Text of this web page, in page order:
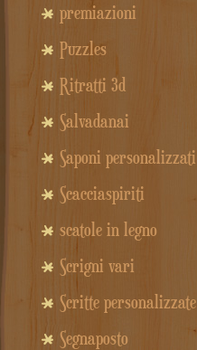
premiazioni
Puzzles
Ritratti 3d
Salvadanai
Saponi personalizzati
Scacciaspiriti
scatole in legno
Scrigni vari
Scritte personalizzate
Segnaposto